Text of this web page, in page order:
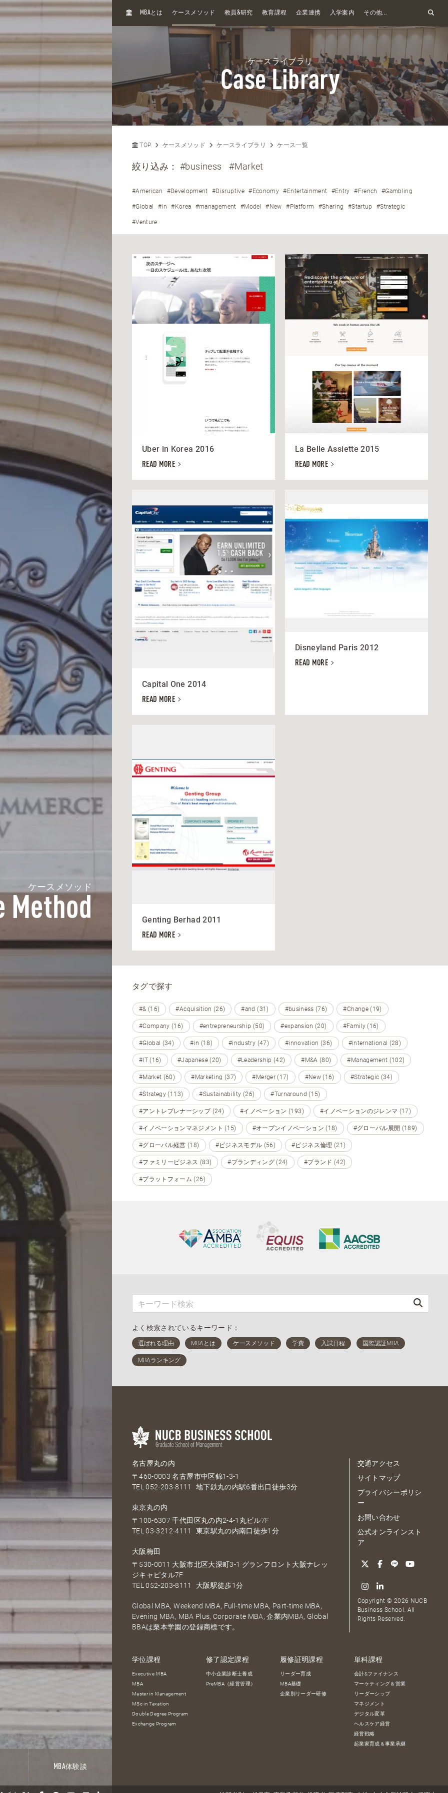
ケースメソッド
Method
MBA体験談
H
MBAとは ケースメソッド 教員&研究 教育課程 企業連携 入学案内 その他...
ケースライブラリ
Case Library
TOP ケースメソッド ケースライブラリ ケース一覧
絞り込み：#business #Market
#American #Development #Disruptive #Economy #Entertainment #Entry #French #Gambling
#Global #in #Korea #management #Model #New #Platform #Sharing #Startup #Strategic
#Venture
Uber in Korea 2016
READ MORE
La Belle Assiette 2015
READ MORE
Capital One 2014
READ MORE
Disneyland Paris 2012
READ MORE
Genting Berhad 2011
READ MORE
タグで探す
#& (16) #Acquisition (26) #and (31) #business (76) #Change (19)
#Company (16) #entrepreneurship (50) #expansion (20) #Family (16)
#Global (34) #in (18) #industry (47) #innovation (36) #international (28)
#IT (16) #Japanese (20) #Leadership (42) #M&A (80) #Management (102)
#Market (60) #Marketing (37) #Merger (17) #New (16) #Strategic (34)
#Strategy (113) #Sustainability (26) #Turnaround (15)
#アントレプレナーシップ (24) #イノベーション (193) #イノベーションのジレンマ (17)
#イノベーションマネジメント (15) #オープンイノベーション (18) #グローバル展開 (189)
#グローバル経営 (18) #ビジネスモデル (56) #ビジネス倫理 (21)
#ファミリービジネス (83) #ブランディング (24) #ブランド (42)
#プラットフォーム (26)
よく検索されているキーワード：
名古屋丸の内
〒460-0003 名古屋市中区錦1-3-1
TEL052-203-8111 地下鉄丸の内駅6番出口徒歩3分
東京丸の内
〒100-6307 千代田区丸の内2-4-1丸ビル7F
TEL03-3212-4111 東京駅丸の内南口徒歩1分
大阪梅田
〒530-0011 大阪市北区大深町3-1 グランフロント大阪ナレッ
ジキャピタル7F
TEL052-203-8111 大阪駅徒歩1分
Global MBA, Weekend MBA, Full-time MBA, Part-time MBA,
Evening MBA, MBA Plus, Corporate MBA, 企業内MBA, Global
BBAは栗本学園の登録商標です。
交通アクセス
サイトマップ
プライバシーポリシ
ー
お問い合わせ
公式オンラインスト
ア
Copyright © 2026 NUCB
Business School. All
Rights Reserved.
学位課程
Executive MBA
MBA
Master in Management
MSc in Taxation
Double Degree Program
Exchange Program
修了認定課程
中小企業診断士養成
PreMBA（経営管理）
履修証明課程
リーダー育成
MBA基礎
企業別リーダー研修
単科課程
会計&ファイナンス
マーケティング＆営業
リーダーシップ
マネジメント
デジタル変革
ヘルスケア経営
経営戦略
起業家育成＆事業承継